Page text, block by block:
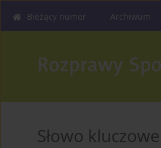
Bieżący numer Archiwum
Słowo kluczowe